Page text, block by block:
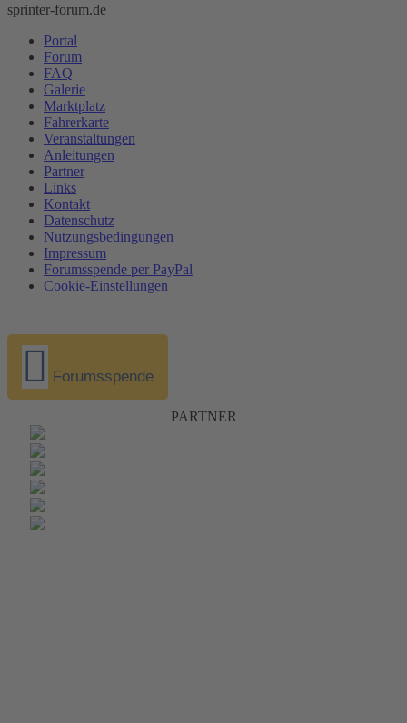
sprinter-forum.de
Portal
Forum
FAQ
Galerie
Marktplatz
Fahrerkarte
Veranstaltungen
Anleitungen
Partner
Links
Kontakt
Datenschutz
Nutzungsbedingungen
Impressum
Forumsspende per PayPal
Cookie-Einstellungen
Forumsspende
PARTNER